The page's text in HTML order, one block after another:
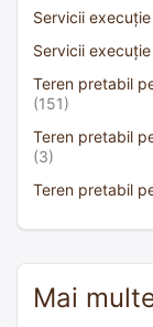
Servicii
Servicii
Teren pretabil
(151)
Teren pretabil
(3)
Teren pretabil
Mai